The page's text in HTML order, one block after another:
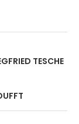
TESCHE